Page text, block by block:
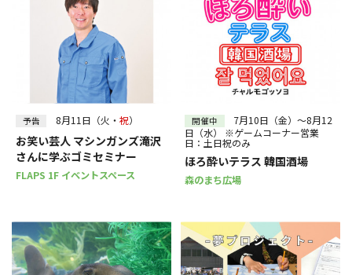
予告 8月11日（火・祝）
お笑い芸人 マシンガンズ滝沢
さんに学ぶゴミセミナー
FLAPS 1F イベントスペース
開催中
7月10日（金）～8月12
日（水） ※ゲームコーナー営業
日：土日祝のみ
ほろ酔いテラス 韓国酒場
森のまち広場